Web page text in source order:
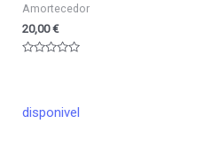
Amortecedor
20,00€
5
disponivel